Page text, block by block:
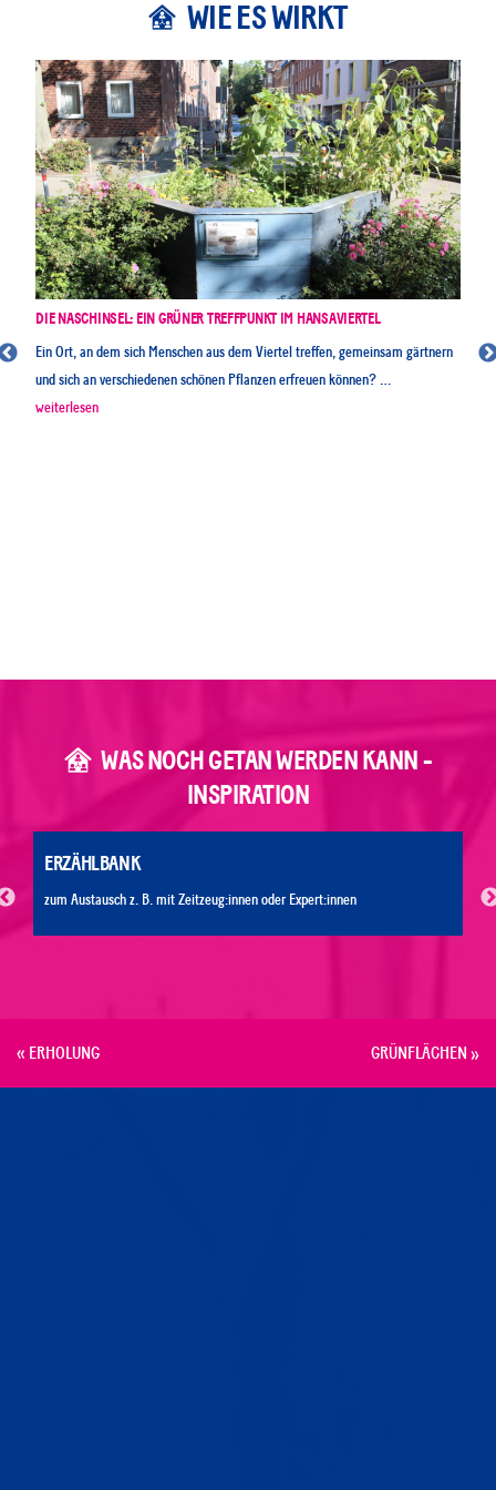
WIE ES WIRKT
DIE NASCHINSEL: EIN GRÜNER TREFFPUNKT IM HANSAVIERTEL
Ein Ort, an dem sich Menschen aus dem Viertel treffen, gemeinsam gärtnern
und sich an verschiedenen schönen Pflanzen erfreuen können? …
„Begegnungsorte“
weiterlesen
WAS NOCH GETAN WERDEN KANN -
INSPIRATION
ERZÄHLBANK
zum Austausch z. B. mit Zeitzeug:innen oder Expert:innen
« ERHOLUNG GRÜNFLÄCHEN »